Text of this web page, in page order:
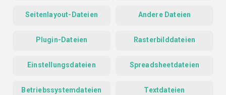
Seitenlayout-Dateien Andere Dateien
Plugin-Dateien Rasterbilddateien
Einstellungsdateien Spreadsheetdateien
Betriebssystemdateien Textdateien